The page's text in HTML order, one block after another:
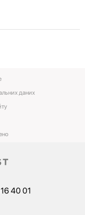
даних
40 01